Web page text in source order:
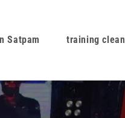
Satpam training